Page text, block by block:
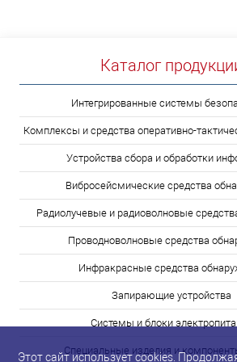
Каталог
Интегрированные системы
Комплексы и средства оперативно-
Устройства сбора и обработки
Вибросейсмические средства
Радиолучевые и радиоволновые
Проводноволновые средства
Инфракрасные средства
Запирающие устройства
Системы и блоки
Специальные изделия и
Этот сайт использует cookies.